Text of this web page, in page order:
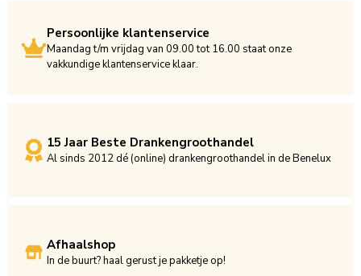
Persoonlijke klantenservice
Maandag t/m vrijdag van 09.00 tot 16.00 staat onze
vakkundige klantenservice klaar.
15 Jaar Beste Drankengroothandel
Al sinds 2012 dé (online) drankengroothandel in de Benelux
Afhaalshop
In de buurt? haal gerust je pakketje op!